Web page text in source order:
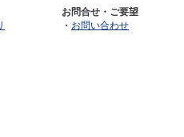
お問合せ・ご要望
・ お問い合わせ